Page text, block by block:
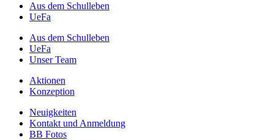
Aus dem Schulleben
UeFa
Aus dem Schulleben
UeFa
Unser Team
Aktionen
Konzeption
Neuigkeiten
Kontakt und Anmeldung
BB Fotos